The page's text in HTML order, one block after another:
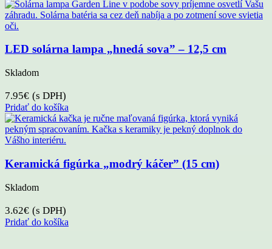
LED solárna lampa „hnedá sova” – 12,5 cm
Skladom
7.95€ (s DPH)
Pridať do košíka
Keramická figúrka „modrý káčer” (15 cm)
Skladom
3.62€ (s DPH)
Pridať do košíka